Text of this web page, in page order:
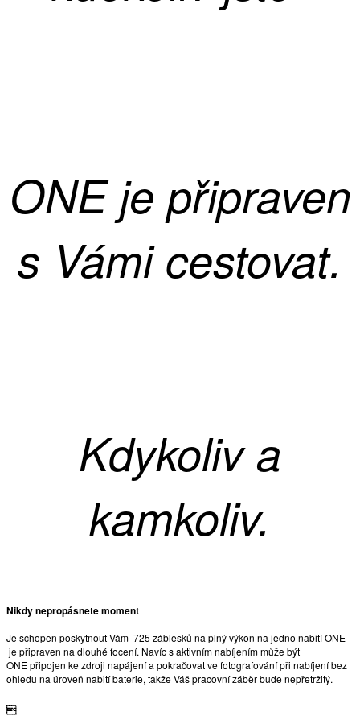
ONE je připraven
s Vámi cestovat.
Kdykoliv a
kamkoliv.
Nikdy nepropásnete moment
Je schopen poskytnout Vám 725 záblesků na plný výkon na jedno nabití ONE -
je připraven na dlouhé focení. Navíc s aktivním nabíjením může být
ONE připojen ke zdroji napájení a pokračovat ve fotografování při nabíjení bez
ohledu na úroveň nabití baterie, takže Váš pracovní záběr bude nepřetržitý.
